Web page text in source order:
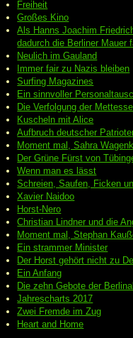
Freiheit
Großes Kino
Als Hanns Joachim
dadurch die Berliner Mauer
Neulich im Gauland
Immer fair zu Nazis bleiben
Surfing Magazines
Ein sinnvoller
Die Verfolgung der
Kuscheln mit Alice
Aufbruch deutscher
Moment mal, Sahra
Der Grüne Fürst von
Wenn man es lässt
Schreien, Saufen, Ficken
Xavier Naidoo
Horst-Nero
Christian Lindner und die
Moment mal, Stephan
Ein strammer Minister
Der Horst gehört nicht zu
Ein Anfang
Die zehn Gebote der
Jahrescharts 2017
Zwei Fremde im Zug
Heart and Home